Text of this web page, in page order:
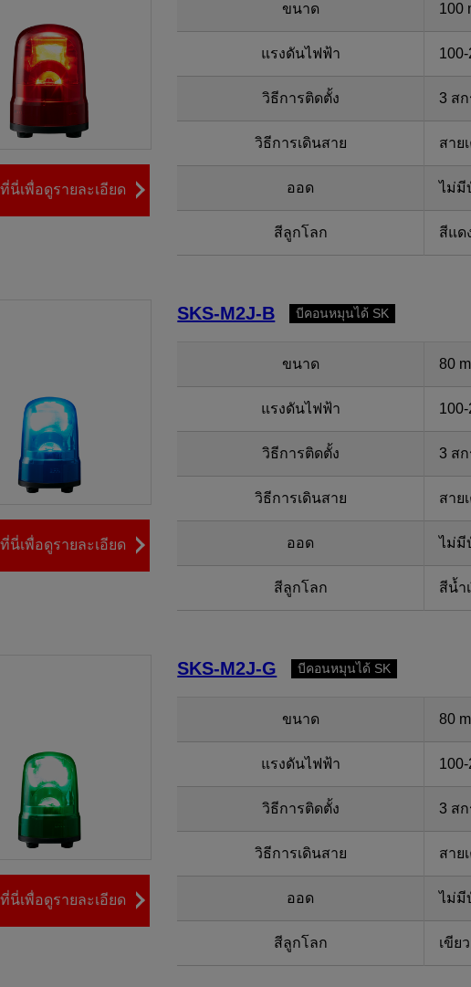
นี่เพื่อดูรายละเอียด
ขนาด 100
แรงดันไฟฟ้า
วิธีการติดตั้ง 3 สก
วิธีการเดินสาย สาย
ออด ไม่มี
สีลูกโลก สีแด
นี่เพื่อดูรายละเอียด
SKS-M2J-B บีคอนหมุนได้ SK
ขนาด 80
แรงดันไฟฟ้า
วิธีการติดตั้ง 3 สก
วิธีการเดินสาย สาย
ออด ไม่มี
สีลูกโลก สีน้ำ
นี่เพื่อดูรายละเอียด
SKS-M2J-G บีคอนหมุนได้ SK
ขนาด 80
แรงดันไฟฟ้า
วิธีการติดตั้ง 3 สก
วิธีการเดินสาย สาย
ออด ไม่มี
สีลูกโลก เขียว